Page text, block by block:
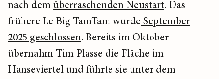
nach demüberraschenden Neustart. Das
frühere Le Big TamTam wurde September
2025 geschlossen. Bereits im Oktober
übernahm Tim Plasse die Fläche im
Hanseviertel und führte sie unter dem